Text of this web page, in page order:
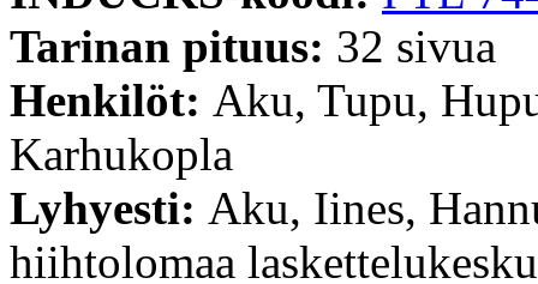
Tarinan pituus: 32 sivua
Henkilöt: Aku, Tupu,
Karhukopla
Lyhyesti: Aku, Iines,
hiihtolomaa